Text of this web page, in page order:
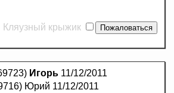
Кляузный крыжик
Игорь 11/12/2011
Юрий 11/12/2011